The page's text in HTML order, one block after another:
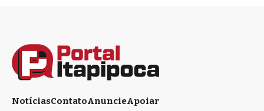
NotíciasContatoAnuncieApoiar